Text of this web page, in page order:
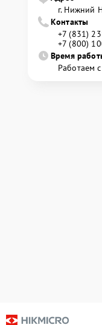
г. Нижний
Контакты
+7 (831)
+7 (800)
Время
Работаем